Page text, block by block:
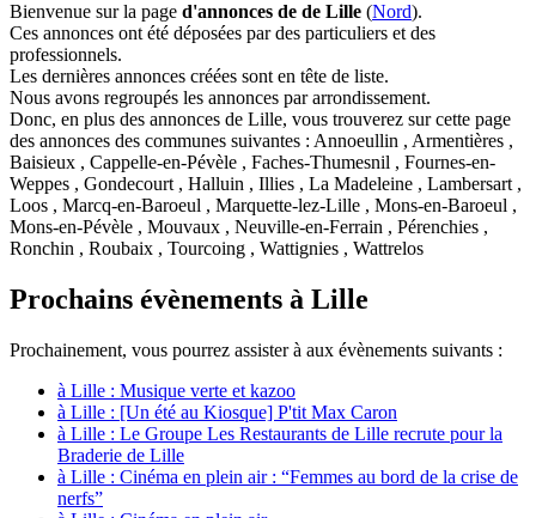
Bienvenue sur la page d'annonces de de Lille (Nord).
Ces annonces ont été déposées par des particuliers et des
professionnels.
Les dernières annonces créées sont en tête de liste.
Nous avons regroupés les annonces par arrondissement.
Donc, en plus des annonces de Lille, vous trouverez sur cette page
des annonces des communes suivantes : Annoeullin , Armentières ,
Baisieux , Cappelle-en-Pévèle , Faches-Thumesnil , Fournes-en-
Weppes , Gondecourt , Halluin , Illies , La Madeleine , Lambersart ,
Loos , Marcq-en-Baroeul , Marquette-lez-Lille , Mons-en-Baroeul ,
Mons-en-Pévèle , Mouvaux , Neuville-en-Ferrain , Pérenchies ,
Ronchin , Roubaix , Tourcoing , Wattignies , Wattrelos
Prochains évènements à Lille
Prochainement, vous pourrez assister à aux évènements suivants :
à Lille : Musique verte et kazoo
à Lille : [Un été au Kiosque] P'tit Max Caron
à Lille : Le Groupe Les Restaurants de Lille recrute pour la
Braderie de Lille
à Lille : Cinéma en plein air : “Femmes au bord de la crise de
nerfs”